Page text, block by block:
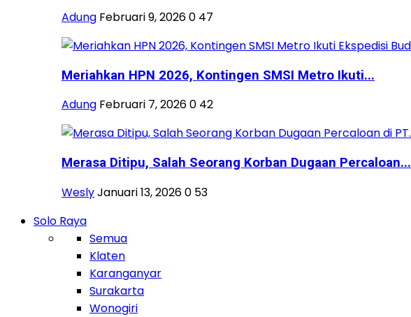
Adung Februari 9, 20260 47
Meriahkan HPN 2026, Kontingen SMSI Metro Ikuti...
Adung Februari 7, 20260 42
Merasa Ditipu, Salah Seorang Korban Dugaan Percaloan...
WeslyJanuari 13, 20260 53
Solo Raya
Semua
Klaten
Karanganyar
Surakarta
Wonogiri